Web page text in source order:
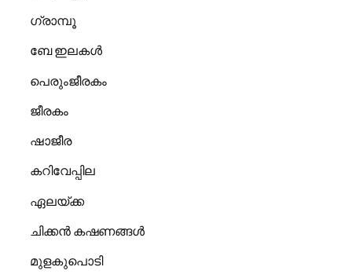
ഗ്രാമ്പൂ
ബേ ഇലകൾ
പെരുംജീരകം
ജീരകം
ഷാജീര
കറിവേപ്പില
ഏലയ്ക്ക
ചിക്കൻ കഷണങ്ങൾ
മുളകുപൊടി